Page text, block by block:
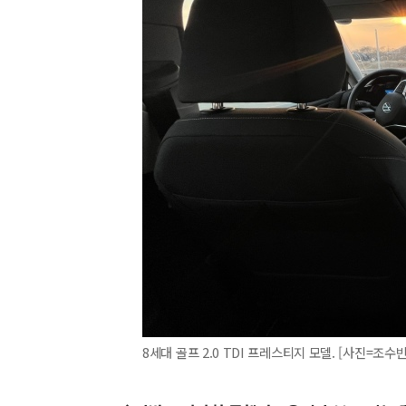
8세대 골프 2.0 TDI 프레스티지 모델. [사진=조수